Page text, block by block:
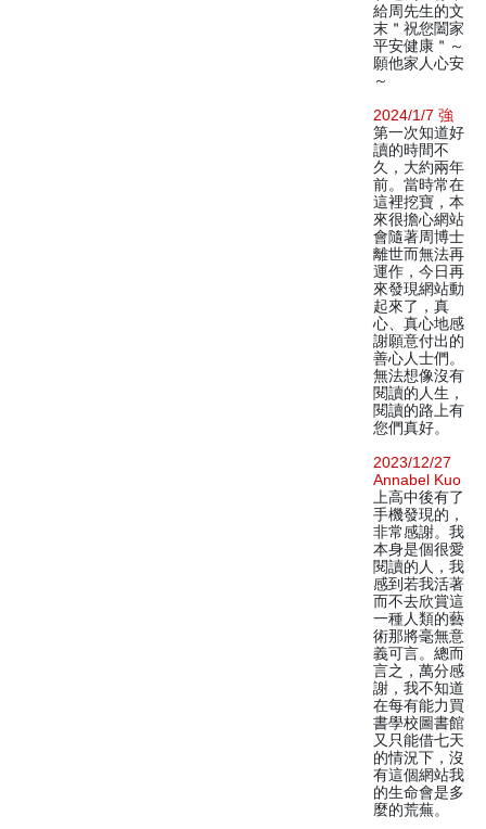
給周先生的文
末＂祝您闔家
平安健康＂～
願他家人心安
～
2024/1/7 強
第一次知道好
讀的時間不
久，大約兩年
前。當時常在
這裡挖寶，本
來很擔心網站
會隨著周博士
離世而無法再
運作，今日再
來發現網站動
起來了，真
心、真心地感
謝願意付出的
善心人士們。
無法想像沒有
閱讀的人生，
閱讀的路上有
您們真好。
2023/12/27
Annabel Kuo
上高中後有了
手機發現的，
非常感謝。我
本身是個很愛
閱讀的人，我
感到若我活著
而不去欣賞這
一種人類的藝
術那將毫無意
義可言。總而
言之，萬分感
謝，我不知道
在每有能力買
書學校圖書館
又只能借七天
的情況下，沒
有這個網站我
的生命會是多
麼的荒蕪。